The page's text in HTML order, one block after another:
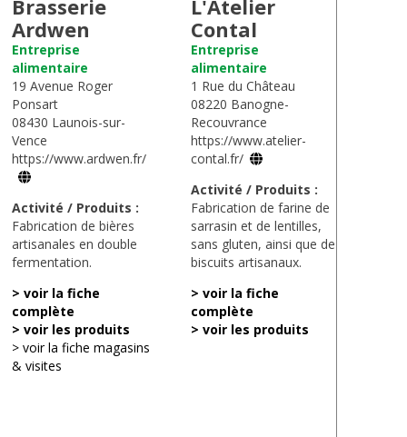
Brasserie
Ardwen
Entreprise
alimentaire
19 Avenue Roger
Ponsart
08430 Launois-sur-
Vence
https://www.ardwen.fr/
Activité / Produits :
Fabrication de bières
artisanales en double
fermentation.
> voir la fiche
complète
> voir les produits
> voir la fiche magasins
& visites
L'Atelier
Contal
Entreprise
alimentaire
1 Rue du Château
08220 Banogne-
Recouvrance
https://www.atelier-
contal.fr/
Activité / Produits :
Fabrication de farine de
sarrasin et de lentilles,
sans gluten, ainsi que de
biscuits artisanaux.
> voir la fiche
complète
> voir les produits